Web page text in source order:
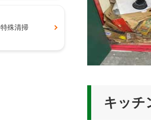
キッチ
特殊清掃